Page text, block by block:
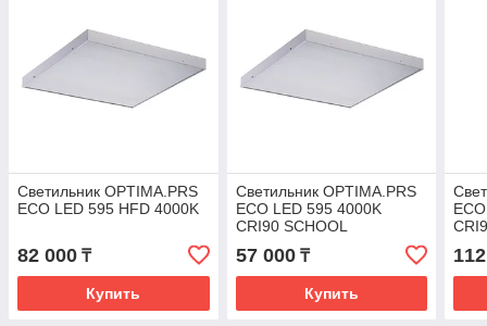
Светильник OPTIMA.PRS
ECO LED 595 HFD 4000K
82 000 ₸
Купить
Светильник OPTIMA.PRS
ECO LED 595 4000K
CRI90 SCHOOL
57 000₸
Купить